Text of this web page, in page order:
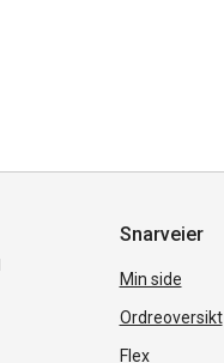
Snarveier
Min side
Ordreoversikt
Flex